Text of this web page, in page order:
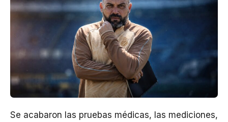
Se acabaron las pruebas médicas, las mediciones,